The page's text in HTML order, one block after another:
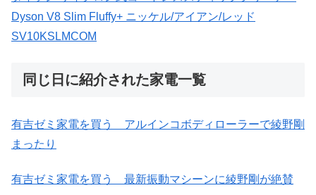
Dyson V8 Slim Fluffy+ ニッケル/アイアン/レッド
SV10KSLMCOM
同じ日に紹介された家電一覧
有吉ゼミ家電を買う アルインコボディローラーで綾野剛
まったり
有吉ゼミ家電を買う 最新振動マシーンに綾野剛が絶賛